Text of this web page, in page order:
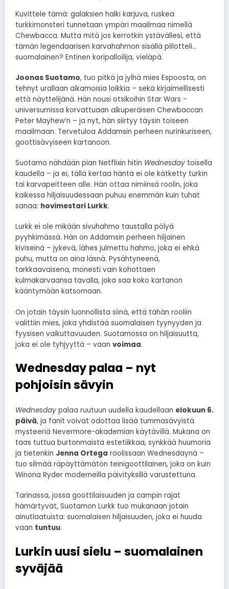
Kuvittele tämä: galaksien halki karjuva, ruskea
turkkimonsteri tunnetaan ympäri maailmaa nimellä
Chewbacca. Mutta mitä jos kerrotkin ystävällesi, että
tämän legendaarisen karvahahmon sisällä piilotteli…
suomalainen? Entinen koripalloilija, vieläpä.
Joonas Suotamo, tuo pitkä ja jylhä mies Espoosta, on
tehnyt urallaan aikamoisia loikkia – sekä kirjaimellisesti
että näyttelijänä. Hän nousi otsikoihin Star Wars -
universumissa korvattuaan alkuperäisen Chewbaccan
Peter Mayhew’n – ja nyt, hän siirtyy täysin toiseen
maailmaan. Tervetuloa Addamsin perheen nurinkuriseen,
goottisävyiseen kartanoon.
Suotamo nähdään pian Netflixin hitin Wednesday toisella
kaudella – ja ei, tällä kertaa häntä ei ole kätketty turkin
tai karvapeitteen alle. Hän ottaa nimiinsä roolin, joka
kaikessa hiljaisuudessaan puhuu enemmän kuin tuhat
sanaa: hovimestari Lurkk.
Lurkk ei ole mikään sivuhahmo taustalla pölyä
pyyhkimässä. Hän on Addamsin perheen hiljainen
kiviseinä – jykevä, lähes julmettu hahmo, joka ei ehkä
puhu, mutta on aina läsnä. Pysähtyneenä,
tarkkaavaisena, monesti vain kohottaen
kulmakarvaansa tavalla, joka saa koko kartanon
kääntymään katsomaan.
On jotain täysin luonnollista siinä, että tähän rooliin
valittiin mies, joka yhdistää suomalaisen tyynyyden ja
fyysisen vaikuttavuuden. Suotamossa on hiljaisuutta,
joka ei ole tyhjyyttä – vaan voimaa.
Wednesday palaa – nyt
pohjoisin sävyin
Wednesday palaa ruutuun uudella kaudellaan elokuun 6.
päivä, ja fanit voivat odottaa lisää tummasävyistä
mysteeriä Nevermore-akademian käytävillä. Mukana on
taas tuttua burtonmaista estetiikkaa, synkkää huumoria
ja tietenkin Jenna Ortega roolissaan Wednesdaynä –
tuo silmää räpäyttämätön teinigoottilainen, joka on kuin
Winona Ryder moderneilla päivityksillä varustettuna.
Tarinassa, jossa goottilaisuuden ja campin rajat
hämärtyvät, Suotamon Lurkk tuo mukanaan jotain
ainutlaatuista: suomalaisen hiljaisuuden, joka ei huuda
vaan tuntuu.
Lurkin uusi sielu – suomalainen
syväjää